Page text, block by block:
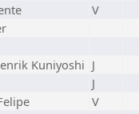
V
Kuniyoshi J
J
V